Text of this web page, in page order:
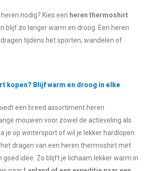
nodig? Kies een heren thermoshirt
blijf zo langer warm en droog. Een heren
tijdens het sporten, wandelen of
kopen? Blijf warm en droog in elke
een breed assortiment heren
mouwen voor zowel de actieveling als
je op wintersport of wil je lekker hardlopen
het dragen van een heren thermoshirt met
goed idee. Zo blijft je lichaam lekker warm in